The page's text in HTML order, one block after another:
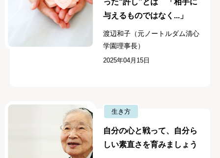
った“許し”とは 「相手に
与えるものではなく...」
渡辺和子（元ノートルダム清心
学園理事長）
2025年04月15日
生き方
自分の心と戦って、自分ら
しい素直さを育みましょう